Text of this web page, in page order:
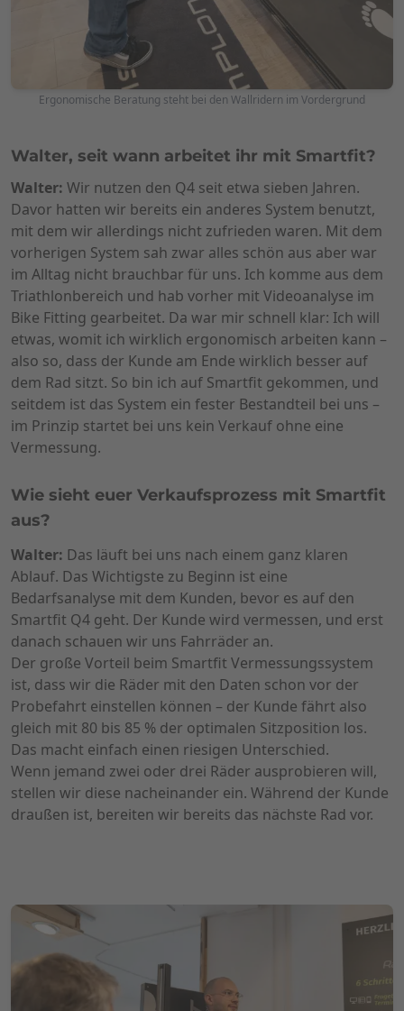
Ergonomische Beratung steht bei den Wallridern im Vordergrund
Walter, seit wann arbeitet ihr mit Smartfit?
Walter: Wir nutzen den Q4 seit etwa sieben Jahren.
Davor hatten wir bereits ein anderes System benutzt,
mit dem wir allerdings nicht zufrieden waren. Mit dem
vorherigen System sah zwar alles schön aus aber war
im Alltag nicht brauchbar für uns. Ich komme aus dem
Triathlonbereich und hab vorher mit Videoanalyse im
Bike Fitting gearbeitet. Da war mir schnell klar: Ich will
etwas, womit ich wirklich ergonomisch arbeiten kann –
also so, dass der Kunde am Ende wirklich besser auf
dem Rad sitzt. So bin ich auf Smartfit gekommen, und
seitdem ist das System ein fester Bestandteil bei uns –
im Prinzip startet bei uns kein Verkauf ohne eine
Vermessung.
Wie sieht euer Verkaufsprozess mit Smartfit
aus?
Walter: Das läuft bei uns nach einem ganz klaren
Ablauf. Das Wichtigste zu Beginn ist eine
Bedarfsanalyse mit dem Kunden, bevor es auf den
Smartfit Q4 geht. Der Kunde wird vermessen, und erst
danach schauen wir uns Fahrräder an.
Der große Vorteil beim Smartfit Vermessungssystem
ist, dass wir die Räder mit den Daten schon vor der
Probefahrt einstellen können – der Kunde fährt also
gleich mit 80 bis 85 % der optimalen Sitzposition los.
Das macht einfach einen riesigen Unterschied.
Wenn jemand zwei oder drei Räder ausprobieren will,
stellen wir diese nacheinander ein. Während der Kunde
draußen ist, bereiten wir bereits das nächste Rad vor.